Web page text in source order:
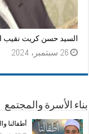
السيد حسن كريت نقيب
26 سبتمبر، 2024
بناء الأسرة والمجتمع
أطفالنا